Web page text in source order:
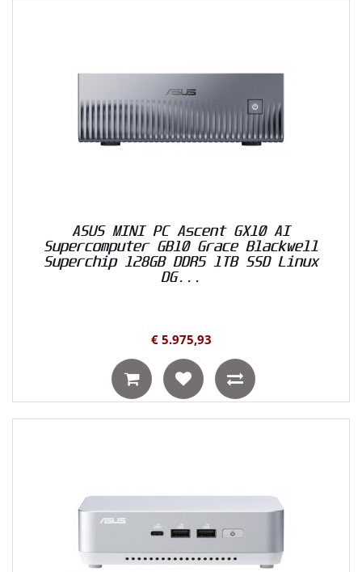
ASUS MINI PC Ascent GX10 AI
Supercomputer GB10 Grace Blackwell
Superchip 128GB DDR5 1TB SSD Linux
DG...
€ 5.975,93